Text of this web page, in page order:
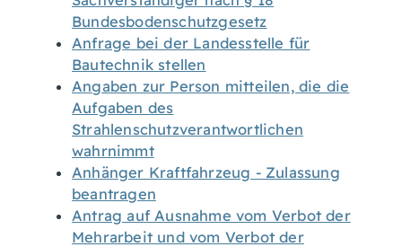
Bundesbodenschutzgesetz
Anfrage bei der Landesstelle für
Bautechnik stellen
Angaben zur Person mitteilen, die die
Aufgaben des
Strahlenschutzverantwortlichen
wahrnimmt
Anhänger Kraftfahrzeug - Zulassung
beantragen
Antrag auf Ausnahme vom Verbot der
Mehrarbeit und vom Verbot der